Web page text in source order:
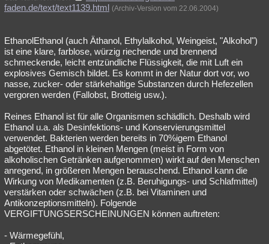
faden.de/text/text1139.html (Archiv-Version vom 22.06.2004)
EthanolEthanol (auch Äthanol, Ethylalkohol, Weingeist, "Alkohol")
ist eine klare, farblose, würzig riechende und brennend
schmeckende, leicht entzündliche Flüssigkeit, die mit Luft ein
explosives Gemisch bildet. Es kommt in der Natur dort vor, wo
nasse, zucker- oder stärkehaltige Substanzen durch Hefezellen
vergoren werden (Fallobst, Brotteig usw.).
Reines Ethanol ist für alle Organismen schädlich. Deshalb wird
Ethanol u.a. als Desinfektions- und Konservierungsmittel
verwendet. Bakterien werden bereits in 70%igem Ethanol
abgetötet. Ethanol in kleinen Mengen (meist in Form von
alkoholischen Getränken aufgenommen) wirkt auf den Menschen
anregend, in größeren Mengen berauschend. Ethanol kann die
Wirkung von Medikamenten (z.B. Beruhigungs- und Schlafmittel)
verstärken oder schwächen (z.B. bei Vitaminen und
Antikonzeptionsmitteln). Folgende
VERGIFTUNGSERSCHEINUNGEN können auftreten:
- Wärmegefühl,